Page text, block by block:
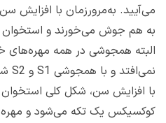
می‌آیید. به‌مرورزمان با افزایش
به هم جوش می‌خورند و استخوان
البته همجوشی در همه مهره‌های
نمی‌افتد و با همجوشی S1 و S2 شروع می‌شود.
با افزایش سن، شکل کلی
کوکسیکس یک تکه می‌شود و